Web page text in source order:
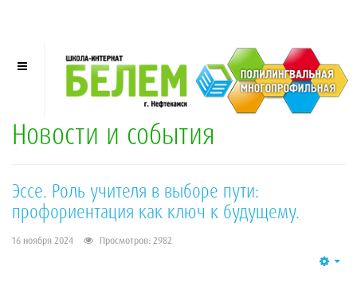
Новости и события
Эссе. Роль учителя в выборе пути:
профориентация как ключ к будущему.
16 ноября 2024 Просмотров: 2982